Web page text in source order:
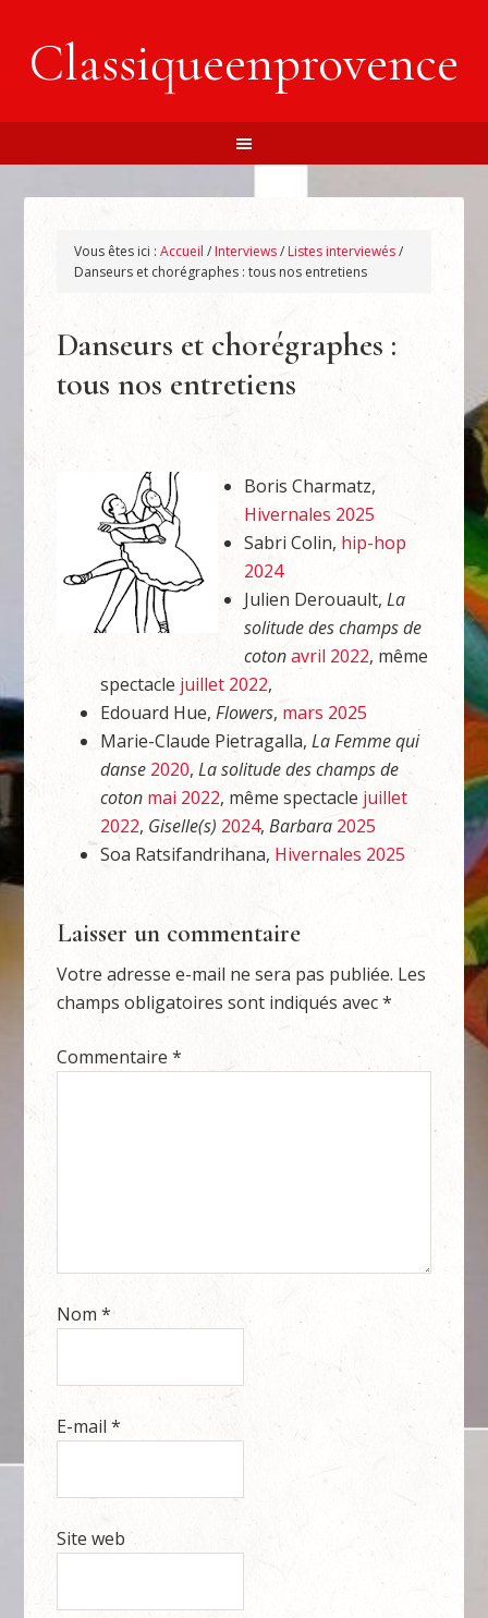
Classiqueenprovence
Vous êtes ici :Accueil / Interviews/ Listes interviewés/
Danseurs et chorégraphes : tous nos entretiens
Danseurs et chorégraphes :
tous nos entretiens
Boris Charmatz,
Hivernales 2025
Sabri Colin, hip-hop
2024
Julien Derouault,La
solitude des champs de
cotonavril 2022, même
spectaclejuillet 2022,
Edouard Hue,Flowers, mars 2025
Marie-Claude Pietragalla,La Femme qui
danse 2020,La solitude des champs de
coton mai 2022, même spectacle juillet
2022, Giselle(s) 2024,Barbara 2025
Soa Ratsifandrihana, Hivernales 2025
Laisser un commentaire
Votre adresse e-mail ne sera pas publiée. Les
champs obligatoires sont indiqués avec*
Commentaire*
Nom*
E-mail*
Site web